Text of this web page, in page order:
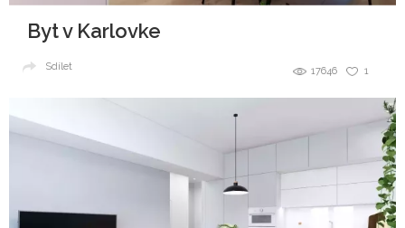
Byt v Karlovke
1
17646
Sdílet